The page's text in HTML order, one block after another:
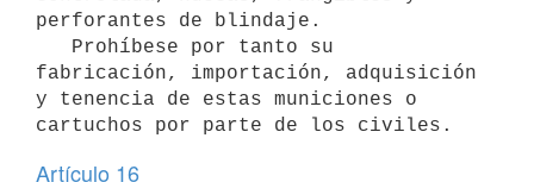
perforantes de blindaje.
fabricación, importación, adquisición
y tenencia de estas municiones o
Artículo 16